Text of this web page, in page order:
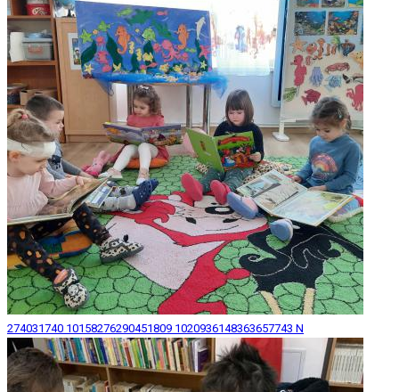
274031740 10158276290451809 1020936148363657743 N